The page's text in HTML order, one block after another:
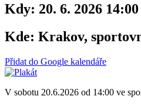
Kdy: 20. 6. 2026 14:00
Kde: Krakov,
Přidat do Google kalendáře
V sobotu 20.6.2026 od 14:00 ve